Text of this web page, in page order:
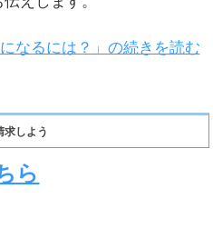
になるには？」の続きを読む
求しよう
ら